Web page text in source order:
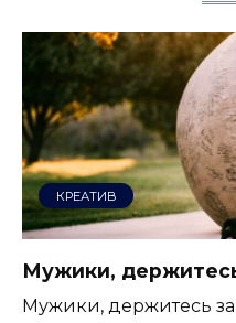
КРЕАТИВ
Мужики,
Мужики, держитесь